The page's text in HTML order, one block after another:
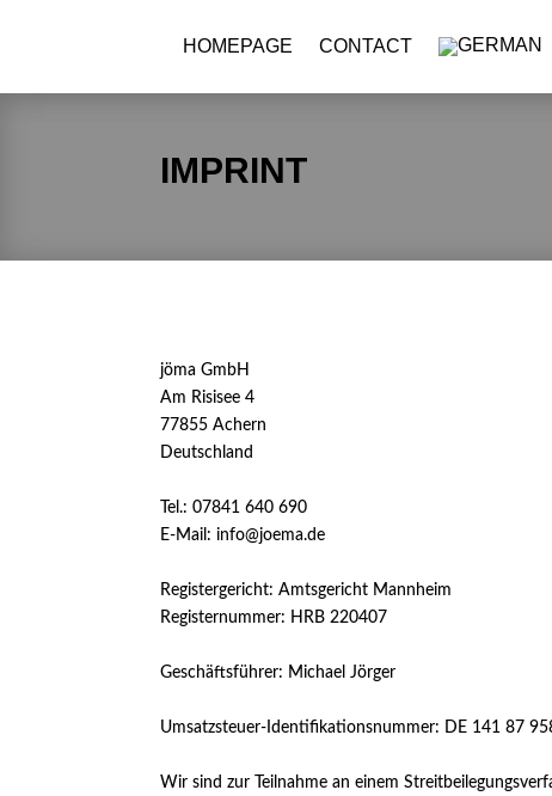
HOMEPAGE CONTACT
IMPRINT
jöma GmbH
Am Risisee 4
77855 Achern
Deutschland
Tel.: 07841 640 690
E-Mail: info@joema.de
Registergericht: Amtsgericht Mannheim
Registernummer: HRB 220407
Geschäftsführer: Michael Jörger
Umsatzsteuer-Identifikationsnummer: DE 141 87
Wir sind zur Teilnahme an einem